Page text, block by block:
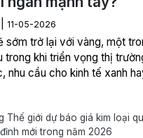
11-05-2026
sớm trở lại với vàng, một
trong khi triển vọng thị
nhu cầu cho kinh tế xanh
Thế giới dự báo giá kim loại
mới trong năm 2026